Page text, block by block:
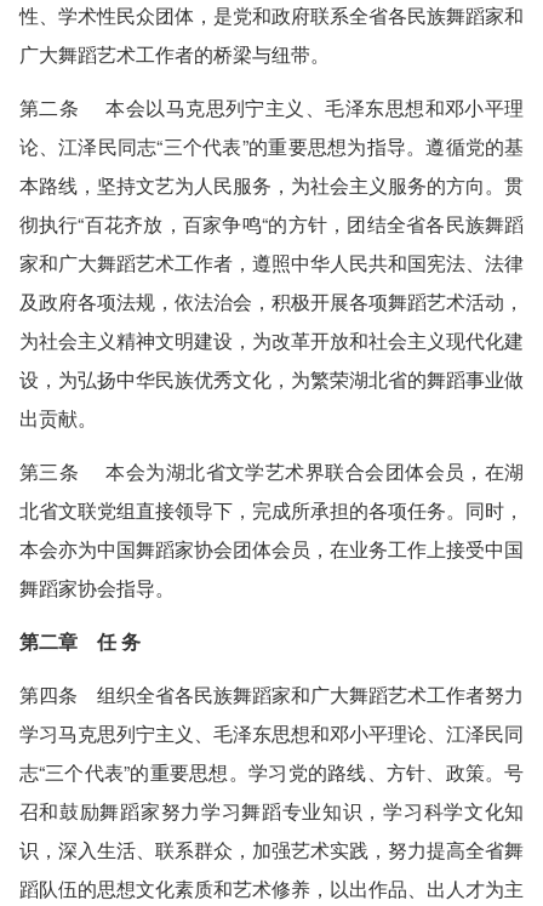
性、学术性民众团体，是党和政府联系全省各民族舞蹈家和
广大舞蹈艺术工作者的桥梁与纽带。
第二条 本会以马克思列宁主义、毛泽东思想和邓小平理
论、江泽民同志“三个代表”的重要思想为指导。遵循党的基
本路线，坚持文艺为人民服务，为社会主义服务的方向。贯
彻执行“百花齐放，百家争鸣“的方针，团结全省各民族舞蹈
家和广大舞蹈艺术工作者，遵照中华人民共和国宪法、法律
及政府各项法规，依法治会，积极开展各项舞蹈艺术活动，
为社会主义精神文明建设，为改革开放和社会主义现代化建
设，为弘扬中华民族优秀文化，为繁荣湖北省的舞蹈事业做
出贡献。
第三条 本会为湖北省文学艺术界联合会团体会员，在湖
北省文联党组直接领导下，完成所承担的各项任务。同时，
本会亦为中国舞蹈家协会团体会员，在业务工作上接受中国
舞蹈家协会指导。
第二章 任 务
第四条 组织全省各民族舞蹈家和广大舞蹈艺术工作者努力
学习马克思列宁主义、毛泽东思想和邓小平理论、江泽民同
志“三个代表”的重要思想。学习党的路线、方针、政策。号
召和鼓励舞蹈家努力学习舞蹈专业知识，学习科学文化知
识，深入生活、联系群众，加强艺术实践，努力提高全省舞
蹈队伍的思想文化素质和艺术修养，以出作品、出人才为主